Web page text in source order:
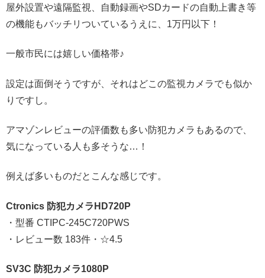
屋外設置や遠隔監視、自動録画やSDカードの自動上書き等
の機能もバッチリついているうえに、1万円以下！
一般市民には嬉しい価格帯♪
設定は面倒そうですが、それはどこの監視カメラでも似か
りですし。
アマゾンレビューの評価数も多い防犯カメラもあるので、
気になっている人も多そうな…！
例えば多いものだとこんな感じです。
Ctronics 防犯カメラHD720P
・型番 CTIPC-245C720PWS
・レビュー数 183件・☆4.5
SV3C 防犯カメラ1080P